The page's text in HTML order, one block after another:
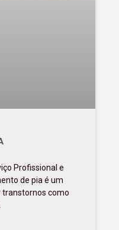
Profissional e
de pia é um
transtornos como